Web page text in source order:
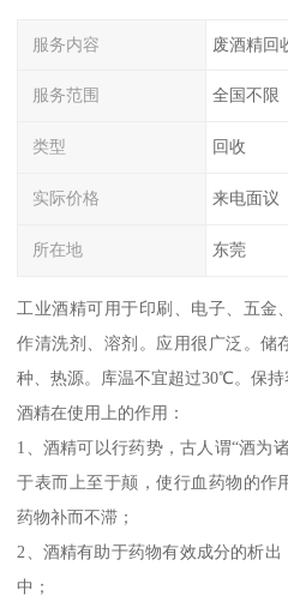
服务内容 废酒精回
服务范围 全国不限
类型 回收
实际价格 来电面议
所在地 东莞
工业酒精可用于印刷、电子、五金
作清洗剂、溶剂。应用很广泛。储
种、热源。库温不宜超过30℃。保持
酒精在使用上的作用：
1、酒精可以行药势，古人谓“酒为
于表而上至于颠，使行血药物的作
药物补而不滞；
2、酒精有助于药物有效成分的析
中；